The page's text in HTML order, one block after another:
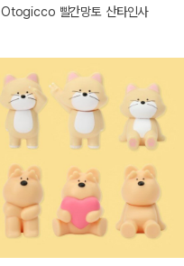
Otogicco 빨간망토 산타인사